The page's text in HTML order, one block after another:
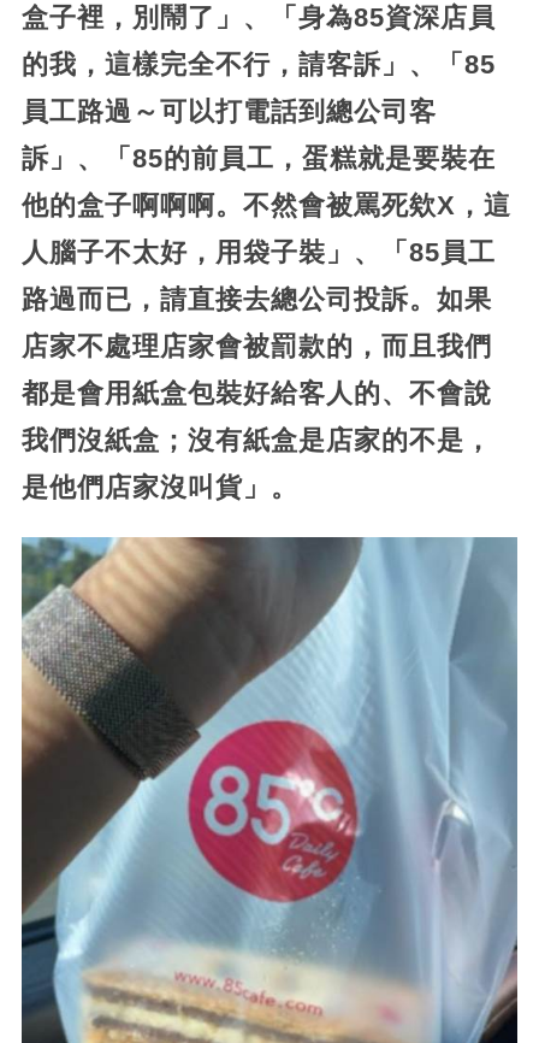
盒子裡，別鬧了」、「身為85資深店員
的我，這樣完全不行，請客訴」、「85
員工路過～可以打電話到總公司客
訴」、「85的前員工，蛋糕就是要裝在
他的盒子啊啊啊。不然會被罵死欸X，這
人腦子不太好，用袋子裝」、「85員工
路過而已，請直接去總公司投訴。如果
店家不處理店家會被罰款的，而且我們
都是會用紙盒包裝好給客人的、不會說
我們沒紙盒；沒有紙盒是店家的不是，
是他們店家沒叫貨」。